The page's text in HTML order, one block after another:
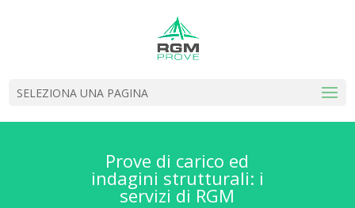
SELEZIONA UNA PAGINA
Prove di carico ed
indagini strutturali: i
servizi di RGM